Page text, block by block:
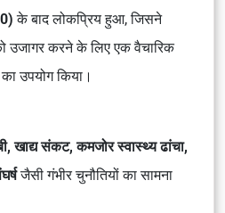
के बाद लोकप्रिय हुआ, जिसने
उजागर करने के लिए एक वैचारिक
उपयोग किया।
खाद्य संकट, कमजोर स्वास्थ्य ढांचा,
जैसी गंभीर चुनौतियों का सामना